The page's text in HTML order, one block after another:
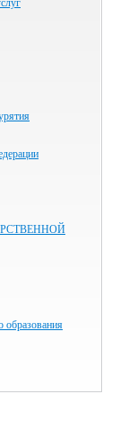
образования